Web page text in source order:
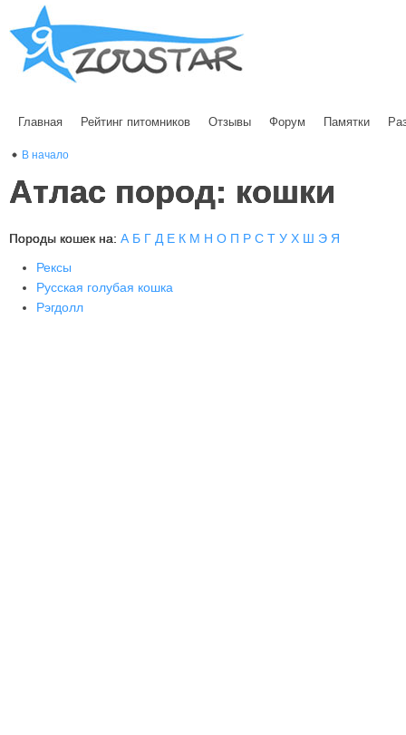
Главная Рейтинг питомников Отзывы Форум Памятки
В начало
Атлас пород: кошки
Породы кошек на: А Б Г Д Е К М Н О П Р С Т У Х Ш Э Я
Рексы
Русская голубая кошка
Рэгдолл